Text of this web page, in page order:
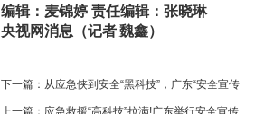
编辑：麦锦婷 责任编辑：张晓琳
央视网消息（记者魏鑫）
下一篇： 从应急侠到安全“黑科技”，广东“安全宣传
上一篇： 应急救援“高科技”拉满!广东举行安全宣传